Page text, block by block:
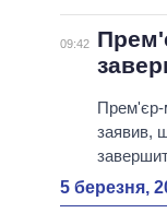
09:42
Прем'єр-
заявив,
5 березня,